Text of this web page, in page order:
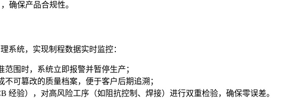
确保产品合规性。
系统，实现制程数据实时监控：
围时，系统立即报警并暂停生产；
可篡改的质量档案，便于客户后期追溯；
经验），对高风险工序（如阻抗控制、焊接）进行双重检验，确保零误差。